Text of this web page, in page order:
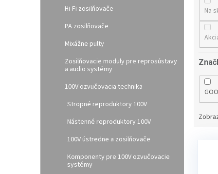
Hi-Fi zosilňovače
PA zosilňovače
Mixážne pulty
Zosilňovacie moduly pre reprosústavy
a audio systémy
100V ozvučovacia technika
Stropné reproduktory 100V
Nástenné reproduktory 100V
100V ústredne a zosilňovače
Komponenty pre 100V ozvučovacie
systémy
Na